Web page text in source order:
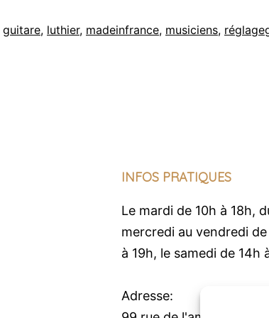
guitare, luthier, madeinfrance, musiciens,
INFOS PRATIQUES
Le mardi de 10h à 18h,
mercredi au vendredi de
à 19h, le samedi de 14h
Adresse: